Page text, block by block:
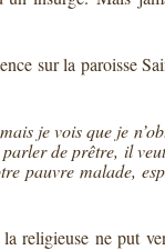
sur la paroisse
je vois que je
de prêtre, il
pauvre malade,
religieuse ne put